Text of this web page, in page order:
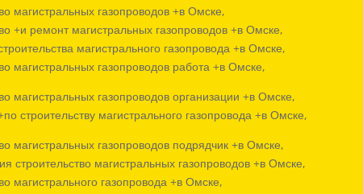
магистральных газопроводов +в Омске,
+и ремонт магистральных газопроводов +в Омске,
магистрального газопровода +в Омске,
магистральных газопроводов работа +в Омске,
магистральных газопроводов организации +в Омске,
строительству магистрального газопровода +в Омске,
магистральных газопроводов подрядчик +в Омске,
строительство магистральных газопроводов +в Омске,
магистрального газопровода +в Омске,